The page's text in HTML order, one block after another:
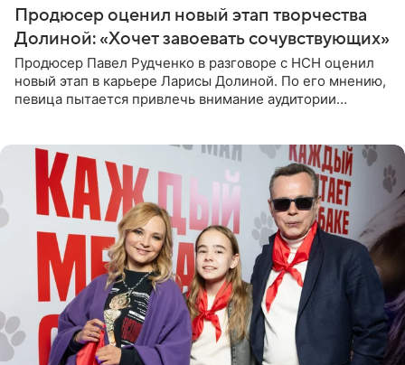
Продюсер оценил новый этап творчества
Долиной: «Хочет завоевать сочувствующих»
Продюсер Павел Рудченко в разговоре с НСН оценил
новый этап в карьере Ларисы Долиной. По его мнению,
певица пытается привлечь внимание аудитории